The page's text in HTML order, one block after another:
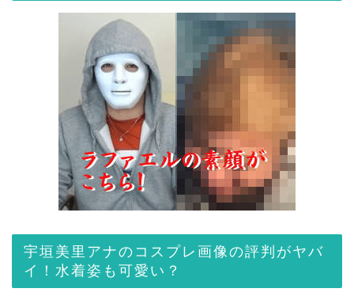
宇垣美里アナのコスプレ画像の評判がヤバ
イ！水着姿も可愛い？